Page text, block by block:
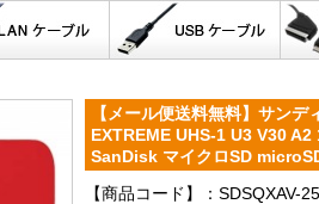
【メール便送料無料】サン
EXTREME UHS-1 U3 V30
SanDisk マイクロSD
【商品コード】：SDSQXAV-